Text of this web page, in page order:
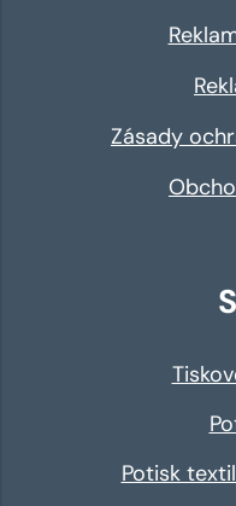
Zásady
Potisk